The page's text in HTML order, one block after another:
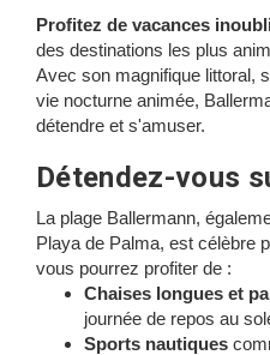
Profitez de vacances
des destinations les plus
Avec son magnifique littoral,
vie nocturne animée,
détendre et s'amuser.
Détendez-vous
La plage Ballermann,
Playa de Palma, est célèbre
vous pourrez profiter de :
Chaises longues et
journée de repos au
Sports nautiques